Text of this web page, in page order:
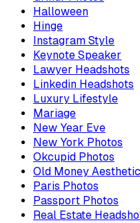
Halloween
Hinge
Instagram Style
Keynote Speaker
Lawyer Headshots
Linkedin Headshots
Luxury Lifestyle
Mariage
New Year Eve
New York Photos
Okcupid Photos
Old Money Aesthetic
Paris Photos
Passport Photos
Real Estate